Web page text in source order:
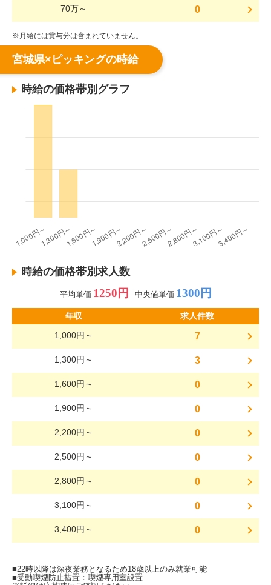
70万～ 0
※月給には賞与分は含まれていません。
宮城県×ピッキングの時給
時給の価格帯別グラフ
時給の価格帯別求人数
平均単価 1250円 中央値単価 1300円
年収
求人件数
1,000円～
7
1,300円～ 3
1,600円～ 0
1,900円～ 0
2,200円～ 0
2,500円～ 0
2,800円～ 0
3,100円～ 0
3,400円～ 0